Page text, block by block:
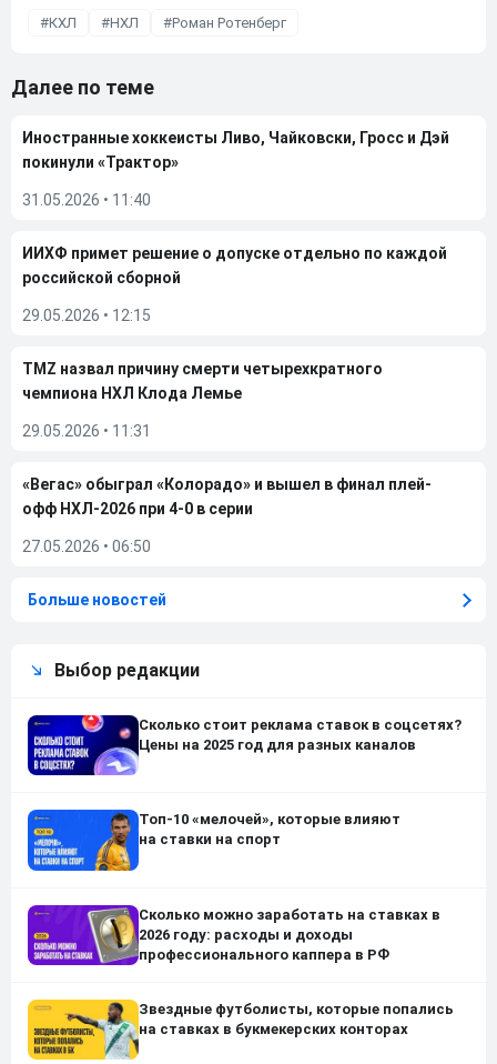
КХЛ НХЛ Роман Ротенберг
Далее по теме
Иностранные хоккеисты Ливо, Чайковски, Гросс и Дэй
покинули «Трактор»
31.05.2026 • 11:40
ИИХФ примет решение о допуске отдельно по каждой
российской сборной
29.05.2026 • 12:15
TMZ назвал причину смерти четырехкратного
чемпиона НХЛ Клода Лемье
29.05.2026 • 11:31
«Вегас» обыграл «Колорадо» и вышел в финал плей-
офф НХЛ-2026 при 4-0 в серии
27.05.2026 • 06:50
Больше новостей
Выбор редакции
Сколько стоит реклама ставок в соцсетях?
Цены на 2025 год для разных каналов
Топ-10 «мелочей», которые влияют
на ставки на спорт
Сколько можно заработать на ставках в
2026 году: расходы и доходы
профессионального каппера в РФ
Звездные футболисты, которые попались
на ставках в букмекерских конторах